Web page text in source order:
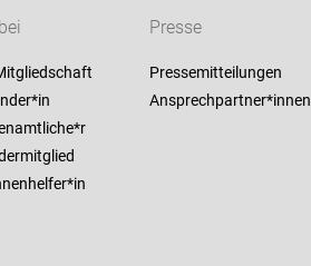
Presse
Pressemitteilungen
Ansprechpartner*innen